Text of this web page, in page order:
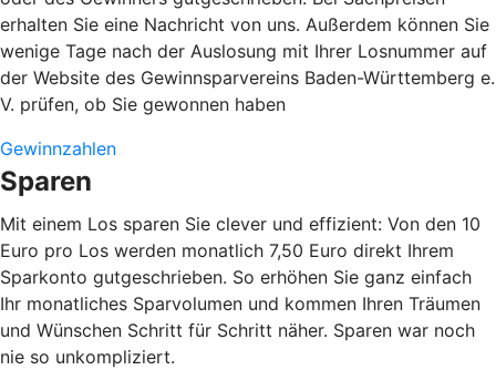
erhalten Sie eine Nachricht von uns. Außerdem können Sie
wenige Tage nach der Auslosung mit Ihrer Losnummer auf
der Website des Gewinnsparvereins Baden-Württemberg e.
V. prüfen, ob Sie gewonnen haben
Gewinnzahlen
Sparen
Mit einem Los sparen Sie clever und effizient: Von den 10
Euro pro Los werden monatlich 7,50 Euro direkt Ihrem
Sparkonto gutgeschrieben. So erhöhen Sie ganz einfach
Ihr monatliches Sparvolumen und kommen Ihren Träumen
und Wünschen Schritt für Schritt näher. Sparen war noch
nie so unkompliziert.